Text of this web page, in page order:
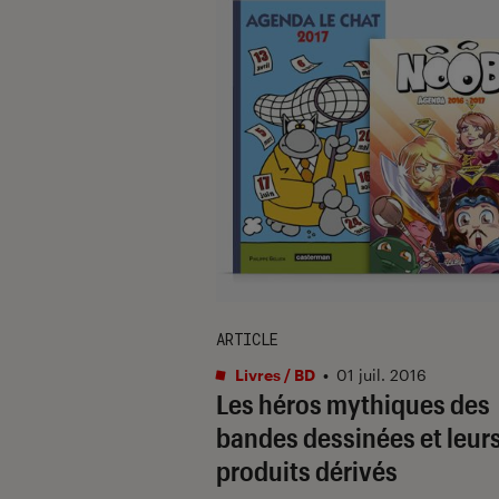
Les héros mythiques des
bandes dessinées et
produits dérivés
ARTICLE
Livres / BD • 01 juil. 2016